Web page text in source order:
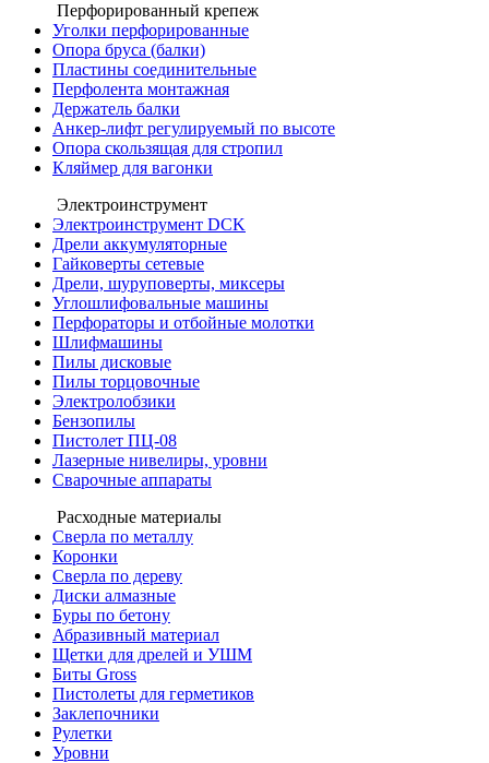
Перфорированный крепеж
Уголки перфорированные
Опора бруса (балки)
Пластины соединительные
Перфолента монтажная
Держатель балки
Анкер-лифт регулируемый по высоте
Опора скользящая для стропил
Кляймер для вагонки
Электроинструмент
Электроинструмент DCK
Дрели аккумуляторные
Гайковерты сетевые
Дрели, шуруповерты, миксеры
Углошлифовальные машины
Перфораторы и отбойные молотки
Шлифмашины
Пилы дисковые
Пилы торцовочные
Электролобзики
Бензопилы
Пистолет ПЦ-08
Лазерные нивелиры, уровни
Сварочные аппараты
Расходные материалы
Сверла по металлу
Коронки
Сверла по дереву
Диски алмазные
Буры по бетону
Абразивный материал
Щетки для дрелей и УШМ
Биты Gross
Пистолеты для герметиков
Заклепочники
Рулетки
Уровни